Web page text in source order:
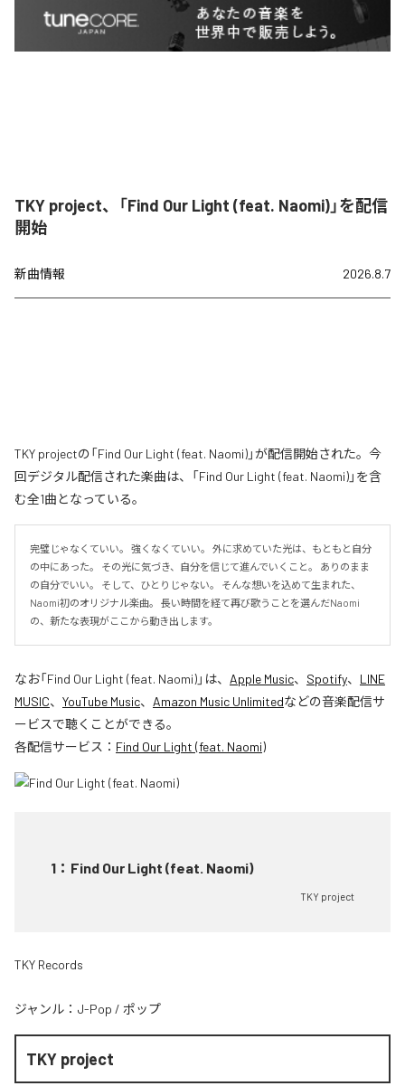
TKY project、「Find Our Light (feat. Naomi)」を配信
開始
新曲情報 2026.8.7
TKY projectの「Find Our Light (feat. Naomi)」が配信開始された。今
回デジタル配信された楽曲は、「Find Our Light (feat. Naomi)」を含
む全1曲となっている。
完璧じゃなくていい。 強くなくていい。 外に求めていた光は、もともと自分
の中にあった。 その光に気づき、自分を信じて進んでいくこと。 ありのまま
の自分でいい。 そして、ひとりじゃない。 そんな想いを込めて生まれた、
Naomi初のオリジナル楽曲。 長い時間を経て再び歌うことを選んだNaomi
の、新たな表現がここから動き出します。
なお「Find Our Light (feat. Naomi)」は、 Apple Music、 Spotify、 LINE
MUSIC、 YouTube Music、 Amazon Music Unlimitedなどの音楽配信サ
ービスで聴くことができる。
各配信サービス： Find Our Light (feat. Naomi)
1 ： Find Our Light (feat. Naomi)
TKY project
TKY Records
ジャンル： J-Pop / ポップ
TKY project